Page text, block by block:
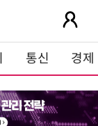
통신 경제